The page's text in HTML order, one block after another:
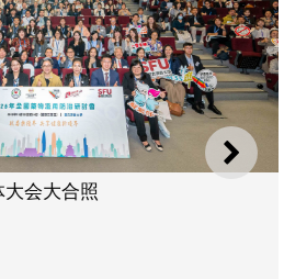
下一
大会大合照